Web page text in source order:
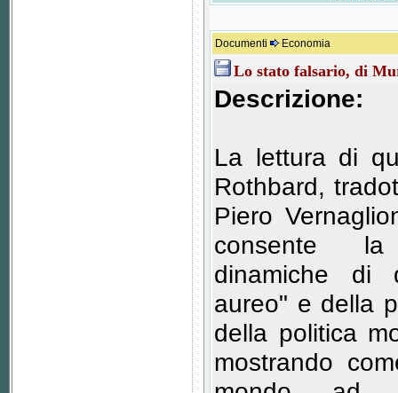
Documenti Economia
Lo stato falsario, di
Descrizione:
La lettura di
Rothbard,
Piero
consente la
dinamiche di
aureo" e della
della politica
mostrando